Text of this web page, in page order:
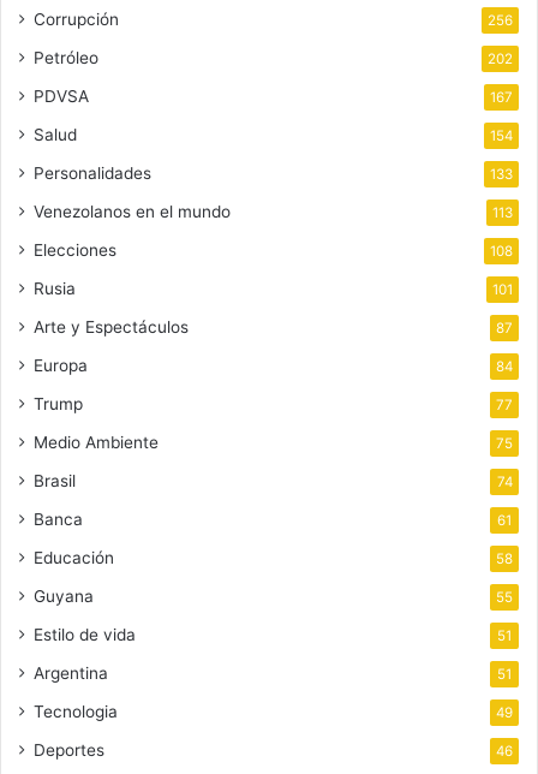
Corrupción 256
Petróleo 202
PDVSA 167
Salud 154
Personalidades 133
Venezolanos en el mundo 113
Elecciones 108
Rusia 101
Arte y Espectáculos 87
Europa 84
Trump 77
Medio Ambiente 75
Brasil 74
Banca 61
Educación 58
Guyana 55
Estilo de vida 51
Argentina 51
Tecnologia 49
Deportes 46